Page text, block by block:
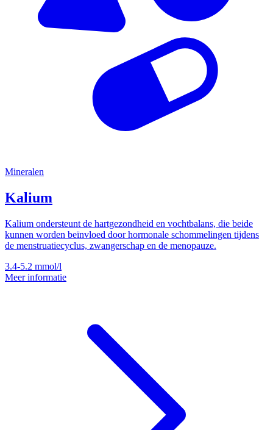
Mineralen
Kalium
Kalium ondersteunt de hartgezondheid en vochtbalans, die beide
kunnen worden beïnvloed door hormonale schommelingen tijdens
de menstruatiecyclus, zwangerschap en de menopauze.
3.4-5.2 mmol/l
Meer informatie